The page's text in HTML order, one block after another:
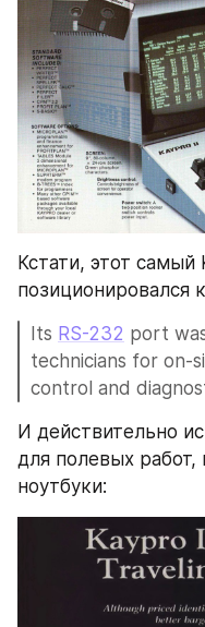
Кстати, этот
позиционировался
Its RS-232 port
technicians for on-
control and
И действительно
для полевых
ноутбуки: